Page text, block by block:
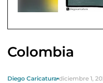
Colombia
Diego Caricatura diciembre 1,